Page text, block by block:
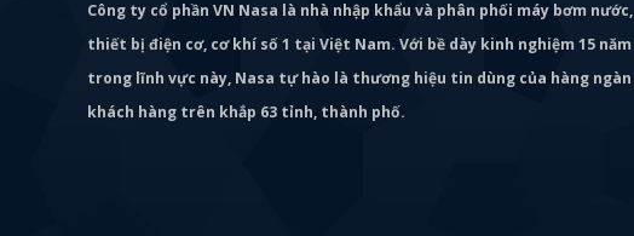
Công ty cổ phần VN Nasa là nhà nhập khẩu và phân phối máy bơm nước,
thiết bị điện cơ, cơ khí số 1 tại Việt Nam. Với bề dày kinh nghiệm 15 năm
trong lĩnh vực này, Nasa tự hào là thương hiệu tin dùng của hàng ngàn
khách hàng trên khắp 63 tỉnh, thành phố.